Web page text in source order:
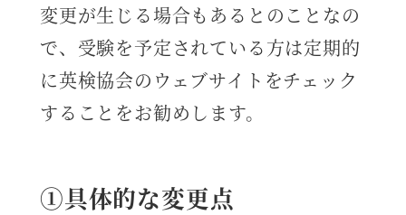
変更が生じる場合もあるとのことなの
で、受験を予定されている方は定期的
に英検協会のウェブサイトをチェック
することをお勧めします。
①具体的な変更点